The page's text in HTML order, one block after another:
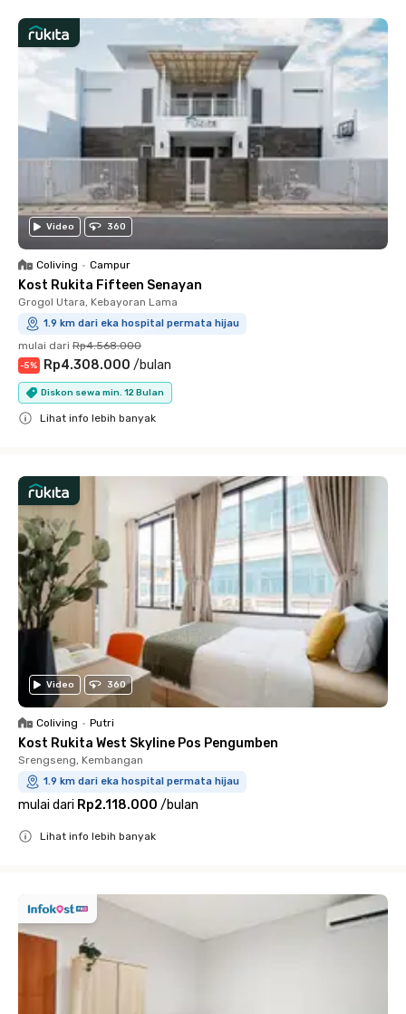
Video 360
Coliving • Campur
Kost Rukita Fifteen Senayan
Grogol Utara, Kebayoran Lama
1.9 km dari eka hospital permata hijau
mulai dari Rp4.568.000
-5% Rp4.308.000 /bulan
Diskon sewa min. 12 Bulan
Lihat info lebih banyak
Video 360
Coliving • Putri
Kost Rukita West Skyline Pos Pengumben
Srengseng, Kembangan
1.9 km dari eka hospital permata hijau
mulai dari Rp2.118.000 /bulan
Lihat info lebih banyak